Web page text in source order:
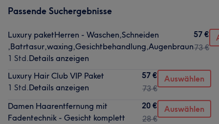
Passende Suchergebnisse
Luxury paketHerren - Waschen,Schneiden
,Batrtasur,waxing,Gesichtbehandlung,Augenbraun
1 Std.Details anzeigen
57 €
73 €
Luxury Hair Club VIP Paket
1 Std.Details anzeigen
57 €
73 €
Auswählen
Damen Haarentfernung mit
Fadentechnik - Gesicht komplett
20 €
28 €
Auswählen